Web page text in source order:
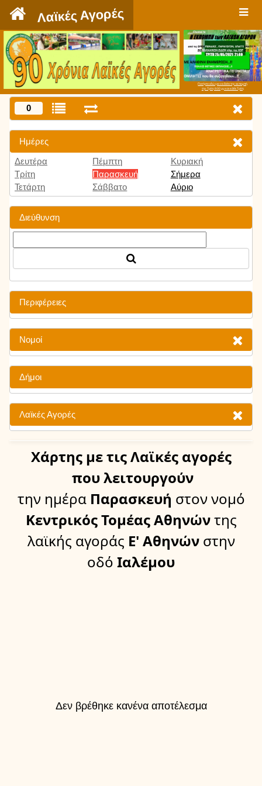
Λαϊκές Αγορές
Πατήστε εδώ για να δείτε την εκπομπή
την Τρίτη 9:00 μμ και κάθε Τρίτη
0
Ημέρες
Δευτέρα
Τρίτη
Τετάρτη
Πέμπτη
Παρασκευή
Σάββατο
Κυριακή
Σήμερα
Αύριο
Διεύθυνση
Περιφέρειες
Νομοί
Δήμοι
Λαϊκές Αγορές
Χάρτης με τις Λαϊκές αγορές
που λειτουργούν
την ημέραΠαρασκευή στον νομό
Κεντρικός Τομέας Αθηνώντης
λαϊκής αγοράς Ε' Αθηνών στην
οδό Ιαλέμου
Δεν βρέθηκε κανένα αποτέλεσμα